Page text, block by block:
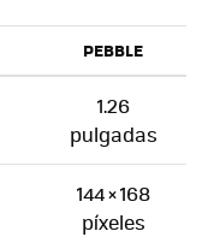
PEBBLE
1.26
pulgadas
144 × 168
píxeles